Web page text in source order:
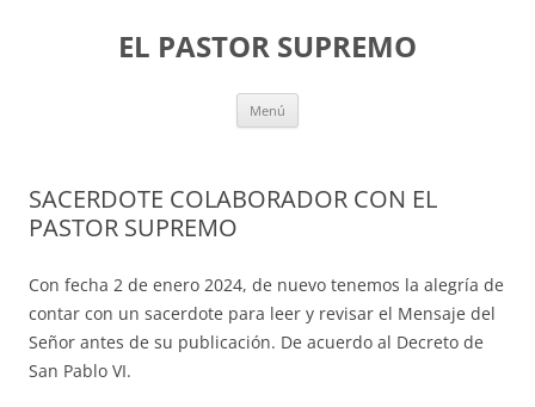
EL PASTOR SUPREMO
Menú
SACERDOTE COLABORADOR CON EL
PASTOR SUPREMO
Con fecha 2 de enero 2024, de nuevo tenemos la alegría de
contar con un sacerdote para leer y revisar el Mensaje del
Señor antes de su publicación. De acuerdo al Decreto de
San Pablo VI.